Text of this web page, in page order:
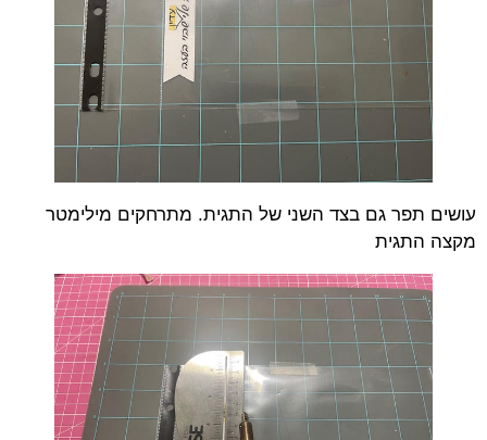
עושים תפר גם בצד השני של התגית. מתרחקים מילימטר
מקצה התגית